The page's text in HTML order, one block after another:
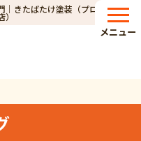
｜きたばたけ塗装（プロタイム
）
メニュー